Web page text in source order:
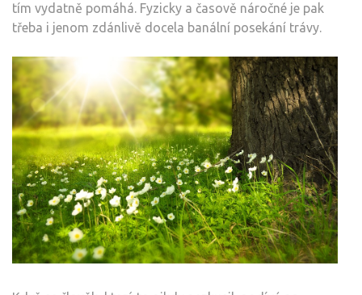
tím vydatně pomáhá. Fyzicky a časově náročné je pak
třeba i jenom zdánlivě docela banální posekání trávy.